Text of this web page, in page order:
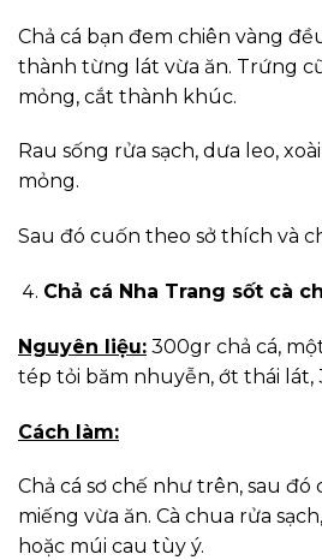
Chả cá bạn đem chiên vàng
thành từng lát vừa ăn. Trứng
mỏng, cắt thành khúc.
Rau sống rửa sạch, dưa leo,
mỏng.
Sau đó cuốn theo sở thích và
Chả cá Nha Trang sốt cà
Nguyên liệu: 300gr chả cá,
tép tỏi băm nhuyễn, ớt thái lát,
Cách làm:
Chả cá sơ chế như trên, sau
miếng vừa ăn. Cà chua rửa
hoặc múi cau tùy ý.